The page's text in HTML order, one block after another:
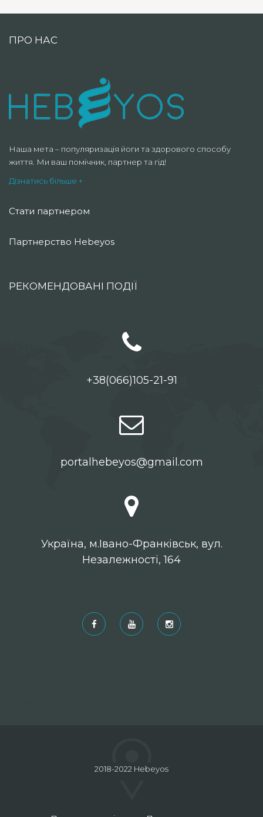
ПРО НАС
Наша мета – популяризація йоги та здорового способу
життя. Ми ваш помічник, партнер та гід!
Дізнатись більше +
Стати партнером
Партнерство Hebeyos
РЕКОМЕНДОВАНІ ПОДІЇ
+38(066)105-21-91
portalhebeyos@gmail.com
Українa, м.Івано-Франківськ, вул.
Незалежності, 164
2018-2022 Hebeyos